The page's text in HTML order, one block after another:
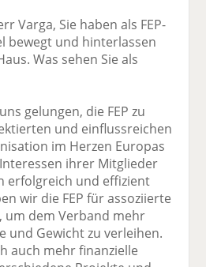
Varga, Sie haben als FEP-
bewegt und hinterlassen
Was sehen Sie als
gelungen, die FEP zu
und einflussreichen
im Herzen Europas
ihrer Mitglieder
erfolgreich und effizient
wir die FEP für assoziierte
um dem Verband mehr
und Gewicht zu verleihen.
auch mehr finanzielle